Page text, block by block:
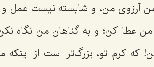
آرزوی من، و شایسته نیست عمل
من عطا کن؛ و به گناهان من نگاه
کرمِ تو، بزرگ‌تر است از اینکه